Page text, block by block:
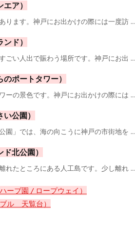
ア）
ます。神戸にお出かけの際には一度訪 ...
ド）
い人出で賑わう場所です。神戸にお出 ...
ポートタワー）
の景色です。神戸にお出かけの際には ...
公園）
」では、海の向こうに神戸の市街地を ...
北公園）
たところにある人工島です。少し離れ ...
ーブ園 / ロープウェイ）
ル 天覧台）